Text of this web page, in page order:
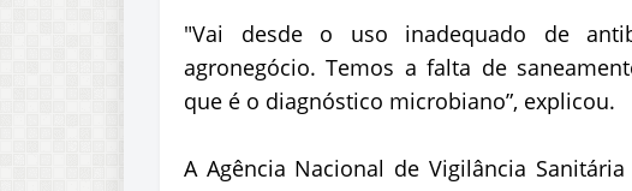
"Vai desde o uso inadequado de
agronegócio. Temos a falta de
que é o diagnóstico microbiano”, explicou.
A Agência Nacional de Vigilância